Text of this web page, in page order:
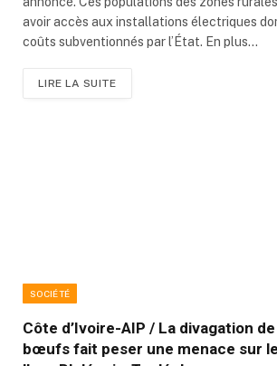
avoir accès aux installations électriques
coûts subventionnés par l’État. En plus…
LIRE LA SUITE
SOCIÉTÉ
Côte d’Ivoire-AIP / La divagation
bœufs fait peser une menace sur